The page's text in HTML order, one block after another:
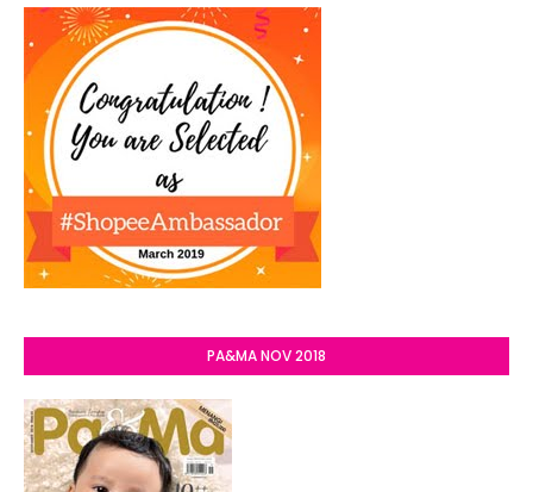
PA&MA NOV 2018